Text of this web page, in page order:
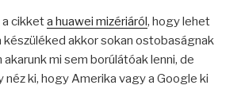
cikketa huawei mizériáról, hogy lehet
készüléked akkor sokan ostobaságnak
mi sem borúlátóak lenni, de
néz ki, hogy Amerika vagy a Google ki